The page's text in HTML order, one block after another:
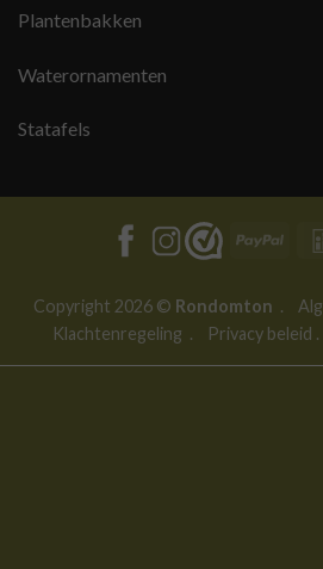
Plantenbakken
Waterornamenten
Statafels
Copyright 2026 © Rondomton .
Klachtenregeling . Privacy beleid .